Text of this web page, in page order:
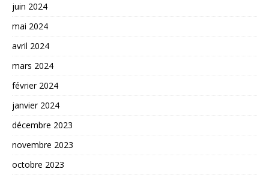
juin 2024
mai 2024
avril 2024
mars 2024
février 2024
janvier 2024
décembre 2023
novembre 2023
octobre 2023